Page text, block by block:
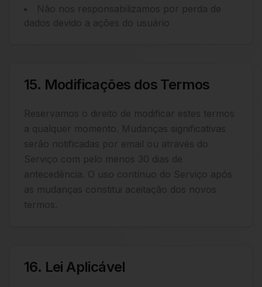
Não nos responsabilizamos por perda de
dados devido a ações do usuário
15. Modificações dos Termos
Reservamos o direito de modificar estes termos
a qualquer momento. Mudanças significativas
serão notificadas por email ou através do
Serviço com pelo menos 30 dias de
antecedência. O uso contínuo do Serviço após
as mudanças constitui aceitação dos novos
termos.
16. Lei Aplicável